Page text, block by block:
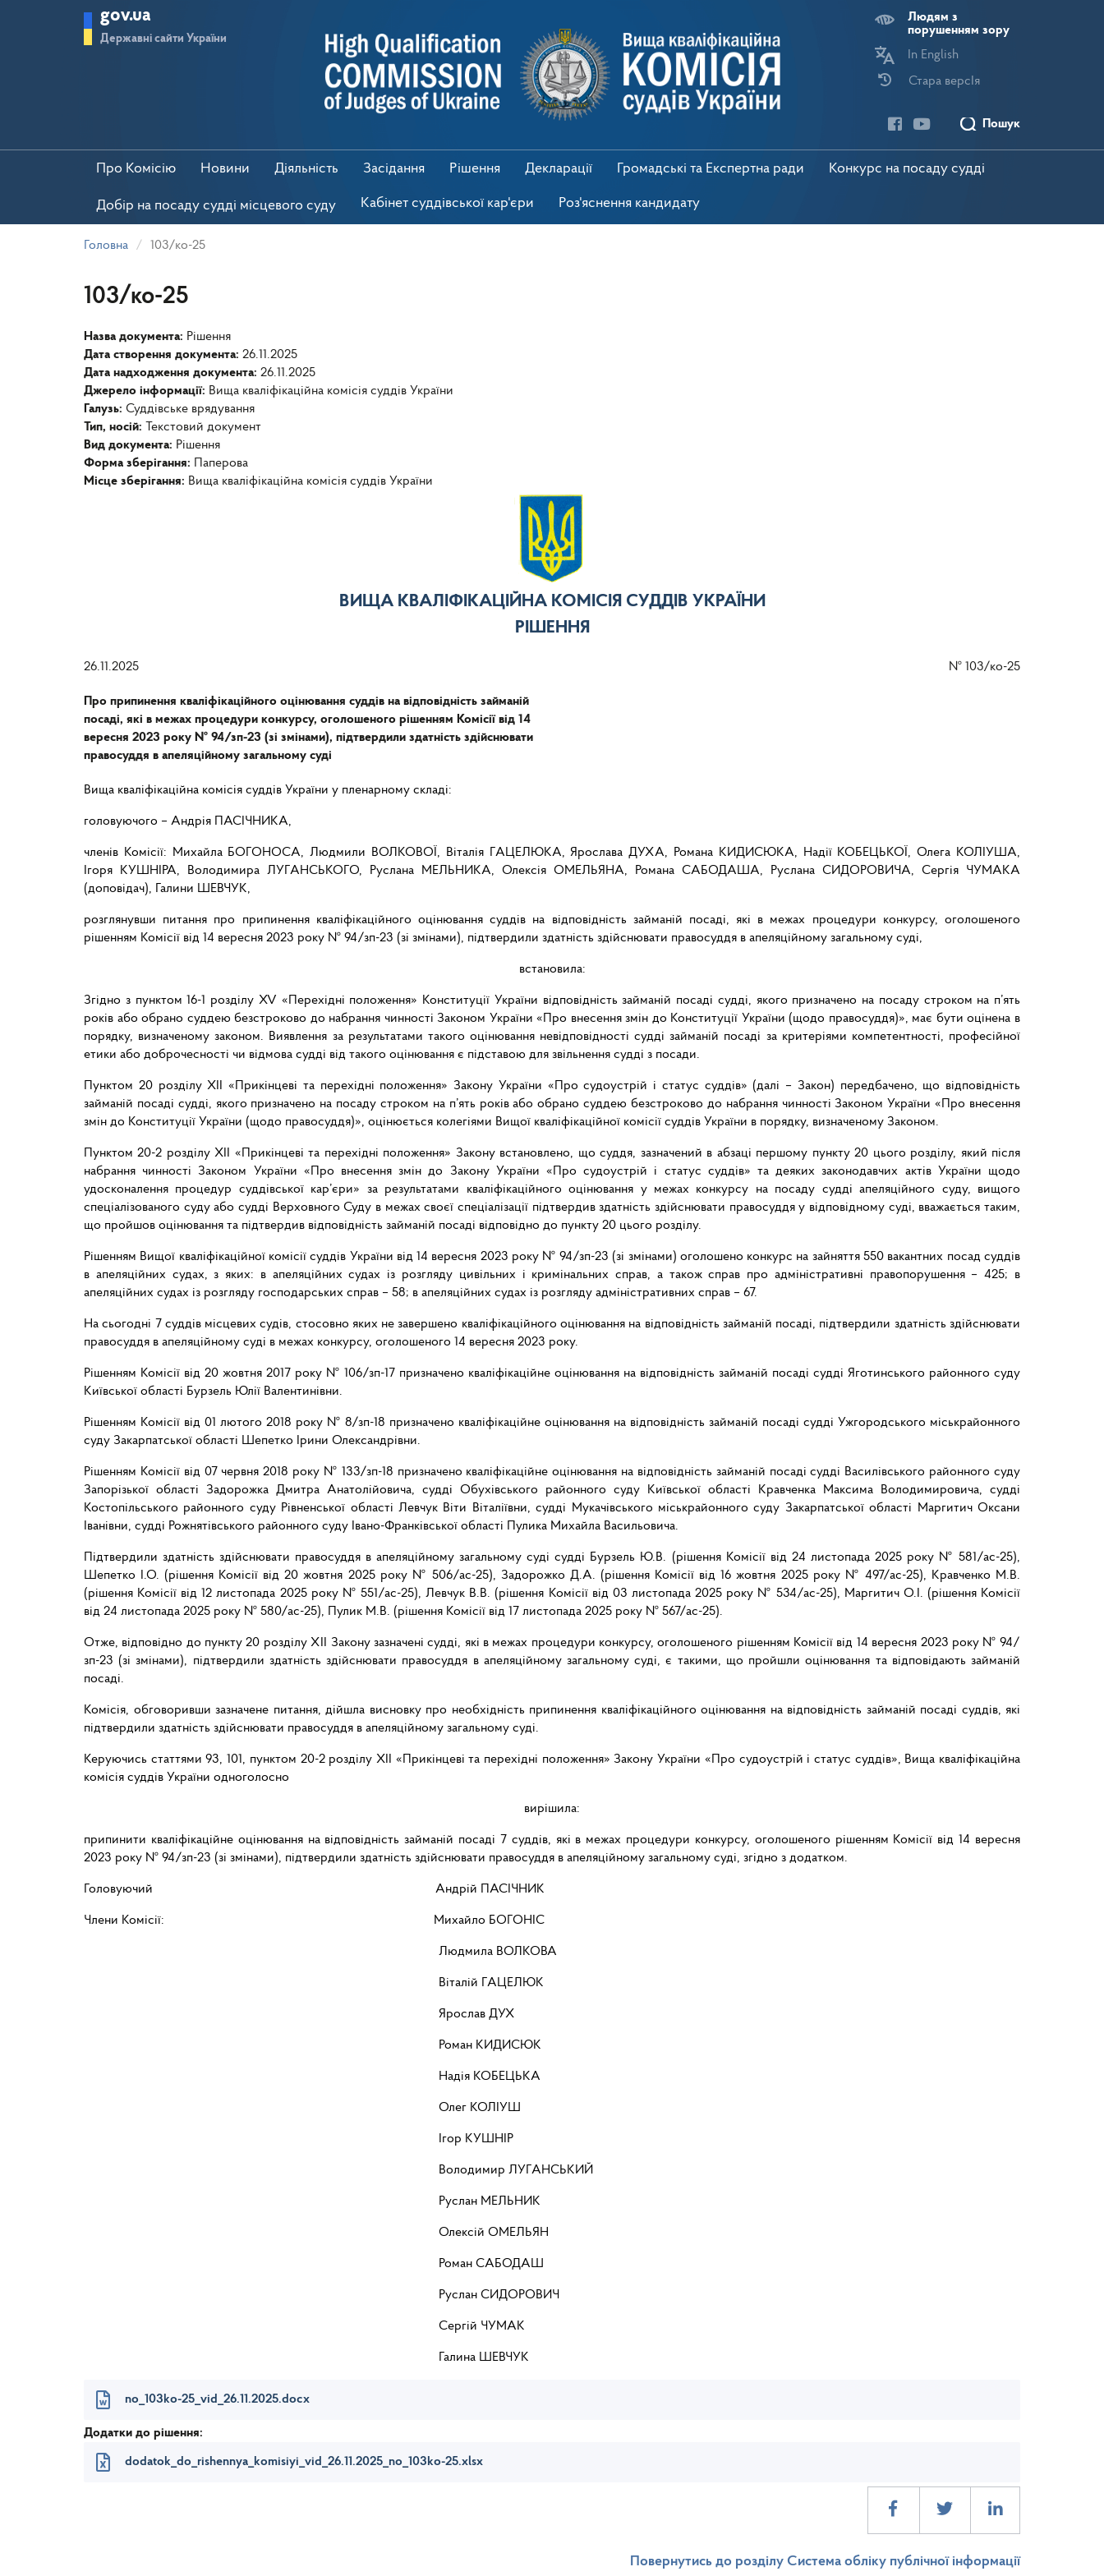
gov.ua
Державні сайти України
Людям з
порушенням зору
In English
Стара версІя
Пошук
Про Комісію Новини Діяльність Засідання Рішення Декларації Громадські та Експертна ради Конкурс на посаду судді
Добір на посаду судді місцевого суду Кабінет суддівської кар'єри Роз'яснення кандидату
Головна 103/ко-25
103/ко-25
Назва документа: Рішення
Дата створення документа: 26.11.2025
Дата надходження документа: 26.11.2025
Джерело інформації: Вища кваліфікаційна комісія суддів України
Галузь: Суддівське врядування
Тип, носій:
Текстовий документ
Вид документа: Рішення
Форма зберігання:
Паперова
Місце зберігання: Вища кваліфікаційна комісія суддів України
ВИЩА КВАЛІФІКАЦІЙНА КОМІСІЯ СУДДІВ УКРАЇНИ
РІШЕННЯ
26.11.2025 № 103/ко-25
Про припинення кваліфікаційного оцінювання суддів на відповідність займаній
посаді, які в межах процедури конкурсу, оголошеного рішенням Комісії від 14
вересня 2023 року № 94/зп-23 (зі змінами), підтвердили здатність здійснювати
правосуддя в апеляційному загальному суді
Вища кваліфікаційна комісія суддів України у пленарному складі:
головуючого – Андрія ПАСІЧНИКА,
членів Комісії: Михайла БОГОНОСА, Людмили ВОЛКОВОЇ, Віталія ГАЦЕЛЮКА, Ярослава ДУХА, Романа КИДИСЮКА, Надії КОБЕЦЬКОЇ, Олега КОЛІУША,
Ігоря КУШНІРА, Володимира ЛУГАНСЬКОГО, Руслана МЕЛЬНИКА, Олексія ОМЕЛЬЯНА, Романа САБОДАША, Руслана СИДОРОВИЧА, Сергія ЧУМАКА
(доповідач), Галини ШЕВЧУК,
розглянувши питання про припинення кваліфікаційного оцінювання суддів на відповідність займаній посаді, які в межах процедури конкурсу, оголошеного
рішенням Комісії від 14 вересня 2023 року № 94/зп-23 (зі змінами), підтвердили здатність здійснювати правосуддя в апеляційному загальному суді,
встановила:
Згідно з пунктом 16-1 розділу XV «Перехідні положення» Конституції України відповідність займаній посаді судді, якого призначено на посаду строком на п’ять
років або обрано суддею безстроково до набрання чинності Законом України «Про внесення змін до Конституції України (щодо правосуддя)», має бути оцінена в
порядку, визначеному законом. Виявлення за результатами такого оцінювання невідповідності судді займаній посаді за критеріями компетентності, професійної
етики або доброчесності чи відмова судді від такого оцінювання є підставою для звільнення судді з посади.
Пунктом 20 розділу XII «Прикінцеві та перехідні положення» Закону України «Про судоустрій і статус суддів» (далі – Закон) передбачено, що відповідність
займаній посаді судді, якого призначено на посаду строком на п’ять років або обрано суддею безстроково до набрання чинності Законом України «Про внесення
змін до Конституції України (щодо правосуддя)», оцінюється колегіями Вищої кваліфікаційної комісії суддів України в порядку, визначеному Законом.
Пунктом 20-2 розділу XII «Прикінцеві та перехідні положення» Закону встановлено, що суддя, зазначений в абзаці першому пункту 20 цього розділу, який після
набрання чинності Законом України «Про внесення змін до Закону України «Про судоустрій і статус суддів» та деяких законодавчих актів України щодо
удосконалення процедур суддівської кар’єри» за результатами кваліфікаційного оцінювання у межах конкурсу на посаду судді апеляційного суду, вищого
спеціалізованого суду або судді Верховного Суду в межах своєї спеціалізації підтвердив здатність здійснювати правосуддя у відповідному суді, вважається таким,
що пройшов оцінювання та підтвердив відповідність займаній посаді відповідно до пункту 20 цього розділу.
Рішенням Вищої кваліфікаційної комісії суддів України від 14 вересня 2023 року № 94/зп-23 (зі змінами) оголошено конкурс на зайняття 550 вакантних посад суддів
в апеляційних судах, з яких: в апеляційних судах із розгляду цивільних і кримінальних справ, а також справ про адміністративні правопорушення – 425; в
апеляційних судах із розгляду господарських справ – 58; в апеляційних судах із розгляду адміністративних справ – 67.
На сьогодні 7 суддів місцевих судів, стосовно яких не завершено кваліфікаційного оцінювання на відповідність займаній посаді, підтвердили здатність здійснювати
правосуддя в апеляційному суді в межах конкурсу, оголошеного 14 вересня 2023 року.
Рішенням Комісії від 20 жовтня 2017 року № 106/зп-17 призначено кваліфікаційне оцінювання на відповідність займаній посаді судді Яготинського районного суду
Київської області Бурзель Юлії Валентинівни.
Рішенням Комісії від 01 лютого 2018 року № 8/зп-18 призначено кваліфікаційне оцінювання на відповідність займаній посаді судді Ужгородського міськрайонного
суду Закарпатської області Шепетко Ірини Олександрівни.
Рішенням Комісії від 07 червня 2018 року № 133/зп-18 призначено кваліфікаційне оцінювання на відповідність займаній посаді судді Василівського районного суду
Запорізької області Задорожка Дмитра Анатолійовича, судді Обухівського районного суду Київської області Кравченка Максима Володимировича, судді
Костопільського районного суду Рівненської області Левчук Віти Віталіївни, судді Мукачівського міськрайонного суду Закарпатської області Маргитич Оксани
Іванівни, судді Рожнятівського районного суду Івано-Франківської області Пулика Михайла Васильовича.
Підтвердили здатність здійснювати правосуддя в апеляційному загальному суді судді Бурзель Ю.В. (рішення Комісії від 24 листопада 2025 року № 581/ас-25),
Шепетко І.О. (рішення Комісії від 20 жовтня 2025 року № 506/ас-25), Задорожко Д.А. (рішення Комісії від 16 жовтня 2025 року № 497/ас-25), Кравченко М.В.
(рішення Комісії від 12 листопада 2025 року № 551/ас-25), Левчук В.В. (рішення Комісії від 03 листопада 2025 року № 534/ас-25), Маргитич О.І. (рішення Комісії
від 24 листопада 2025 року № 580/ас-25), Пулик М.В. (рішення Комісії від 17 листопада 2025 року № 567/ас-25).
Отже, відповідно до пункту 20 розділу ХІІ Закону зазначені судді, які в межах процедури конкурсу, оголошеного рішенням Комісії від 14 вересня 2023 року № 94/
зп-23 (зі змінами), підтвердили здатність здійснювати правосуддя в апеляційному загальному суді, є такими, що пройшли оцінювання та відповідають займаній
посаді.
Комісія, обговоривши зазначене питання, дійшла висновку про необхідність припинення кваліфікаційного оцінювання на відповідність займаній посаді суддів, які
підтвердили здатність здійснювати правосуддя в апеляційному загальному суді.
Керуючись статтями 93, 101, пунктом 20-2 розділу XII «Прикінцеві та перехідні положення» Закону України «Про судоустрій і статус суддів», Вища кваліфікаційна
комісія суддів України одноголосно
вирішила:
припинити кваліфікаційне оцінювання на відповідність займаній посаді 7 суддів, які в межах процедури конкурсу, оголошеного рішенням Комісії від 14 вересня
2023 року № 94/зп-23 (зі змінами), підтвердили здатність здійснювати правосуддя в апеляційному загальному суді, згідно з додатком.
Головуючий Андрій ПАСІЧНИК
Члени Комісії: Михайло БОГОНІС
Людмила ВОЛКОВА
Віталій ГАЦЕЛЮК
Ярослав ДУХ
Роман КИДИСЮК
Надія КОБЕЦЬКА
Олег КОЛІУШ
Ігор КУШНІР
Володимир ЛУГАНСЬКИЙ
Руслан МЕЛЬНИК
Олексій ОМЕЛЬЯН
Роман САБОДАШ
Руслан СИДОРОВИЧ
Сергій ЧУМАК
Галина ШЕВЧУК
no_103ko-25_vid_26.11.2025.docx
Додатки до рішення:
dodatok_do_rishennya_komisiyi_vid_26.11.2025_no_103ko-25.xlsx
Повернутись до розділу Система обліку публічної інформації